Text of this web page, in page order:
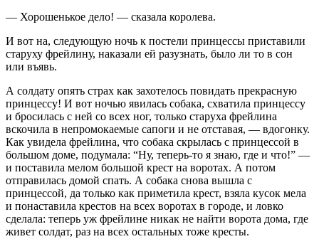
— Хорошенькое дело! — сказала королева.
И вот на, следующую ночь к постели принцессы приставили
старуху фрейлину, наказали ей разузнать, было ли то в сон
или въявь.
А солдату опять страх как захотелось повидать прекрасную
принцессу! И вот ночью явилась собака, схватила принцессу
и бросилась с ней со всех ног, только старуха фрейлина
вскочила в непромокаемые сапоги и не отставая, — вдогонку.
Как увидела фрейлина, что собака скрылась с принцессой в
большом доме, подумала: “Ну, теперь-то я знаю, где и что!” —
и поставила мелом большой крест на воротах. А потом
отправилась домой спать. А собака снова вышла с
принцессой, да только как приметила крест, взяла кусок мела
и понаставила крестов на всех воротах в городе, и ловко
сделала: теперь уж фрейлине никак не найти ворота дома, где
живет солдат, раз на всех остальных тоже кресты.